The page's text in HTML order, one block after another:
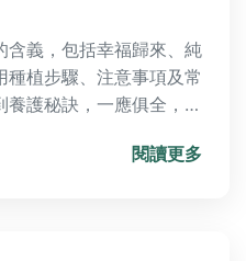
含義，包括幸福歸來、純
植步驟、注意事項及常
養護秘訣，一應俱全，幫
閱讀更多